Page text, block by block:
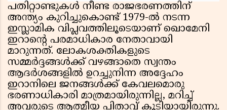
പതിറ്റാണ്ടുകൾ നീണ്ട രാജഭരണത്തിന്
അന്ത്യം കുറിച്ചുകൊണ്ട് 1979-ൽ നടന്ന
ഇസ്ലാമിക വിപ്ലവത്തിലൂടെയാണ് ഖൊമേനി
ഇറാൻ്റെ പരമാധികാര നേതാവായി
മാറുന്നത്. ലോകശക്തികളുടെ
സമ്മർദ്ദങ്ങൾക്ക് വഴങ്ങാതെ സ്വന്തം
ആദർശങ്ങളിൽ ഉറച്ചുനിന്ന അദ്ദേഹം
ഇറാനിലെ ജനങ്ങൾക്ക് കേവലമൊരു
ഭരണാധികാരി മാത്രമായിരുന്നില്ല, മറിച്ച്
അവരുടെ ആത്മീയ പിതാവ് കൂടിയായിരുന്നു.